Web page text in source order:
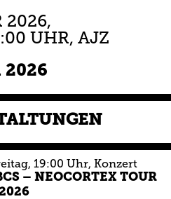
2026,
UHR, AJZ
2026
, 19:00 Uhr, Konzert
– NEOCORTEX TOUR